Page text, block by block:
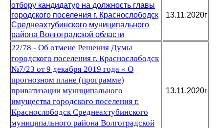
отбору кандидатур на должность главы
городского поселения г. Краснослободск
Среднеахтубинского муниципального
района Волгоградской области
13.11.2020г
22/78 - Об отмене Решения Думы
городского поселения г. Краснослободск
№7/23 от 9 декабря 2019 года « О
прогнозном плане (программе)
приватизации муниципального
имущества городского поселения г.
Краснослободск Среднеахтубинского
муниципального района Волгоградской
13.11.2020г